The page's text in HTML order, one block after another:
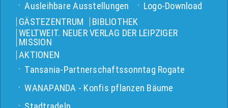
Ausleihbare Ausstellungen
Logo-Download
GÄSTEZENTRUM
BIBLIOTHEK
WELTWEIT. NEUER VERLAG DER LEIPZIGER
MISSION
AKTIONEN
Tansania-Partnerschaftssonntag Rogate
WANAPANDA - Konfis pflanzen Bäume